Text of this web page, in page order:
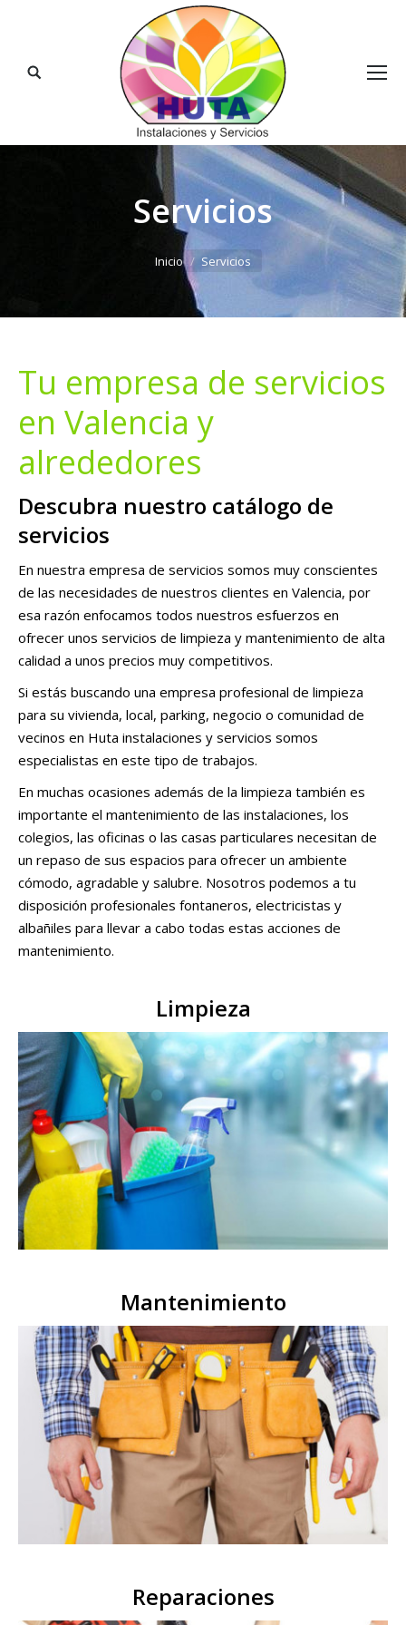
Buscar:
Servicios
Estás aquí:
Inicio Servicios
Tu empresa de servicios
en Valencia y
alrededores
Descubra nuestro catálogo de
servicios
En nuestra empresa de servicios somos muy conscientes
de las necesidades de nuestros clientes en Valencia, por
esa razón enfocamos todos nuestros esfuerzos en
ofrecer unos servicios de limpieza y mantenimiento de alta
calidad a unos precios muy competitivos.
Si estás buscando una empresa profesional de limpieza
para su vivienda, local, parking, negocio o comunidad de
vecinos en Huta instalaciones y servicios somos
especialistas en este tipo de trabajos.
En muchas ocasiones además de la limpieza también es
importante el mantenimiento de las instalaciones, los
colegios, las oficinas o las casas particulares necesitan de
un repaso de sus espacios para ofrecer un ambiente
cómodo, agradable y salubre. Nosotros podemos a tu
disposición profesionales fontaneros, electricistas y
albañiles para llevar a cabo todas estas acciones de
mantenimiento.
Limpieza
Mantenimiento
Reparaciones